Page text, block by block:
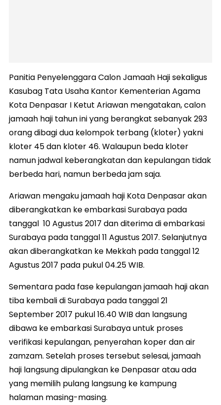
Panitia Penyelenggara Calon Jamaah Haji sekaligus
Kasubag Tata Usaha Kantor Kementerian Agama
Kota Denpasar I Ketut Ariawan mengatakan, calon
jamaah haji tahun ini yang berangkat sebanyak 293
orang dibagi dua kelompok terbang (kloter) yakni
kloter 45 dan kloter 46. Walaupun beda kloter
namun jadwal keberangkatan dan kepulangan tidak
berbeda hari, namun berbeda jam saja.
Ariawan mengaku jamaah haji Kota Denpasar akan
diberangkatkan ke embarkasi Surabaya pada
tanggal 10 Agustus 2017 dan diterima di embarkasi
Surabaya pada tanggal 11 Agustus 2017. Selanjutnya
akan diberangkatkan ke Mekkah pada tanggal 12
Agustus 2017 pada pukul 04.25 WIB.
Sementara pada fase kepulangan jamaah haji akan
tiba kembali di Surabaya pada tanggal 21
September 2017 pukul 16.40 WIB dan langsung
dibawa ke embarkasi Surabaya untuk proses
verifikasi kepulangan, penyerahan koper dan air
zamzam. Setelah proses tersebut selesai, jamaah
haji langsung dipulangkan ke Denpasar atau ada
yang memilih pulang langsung ke kampung
halaman masing-masing.